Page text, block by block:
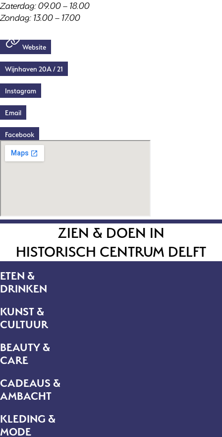
Zaterdag: 09.00 – 18.00
Zondag: 13.00 – 17.00
Website
Wijnhaven 20A / 21
Instagram
Email
Facebook
ZIEN & DOEN IN
HISTORISCH CENTRUM DELFT
ETEN &
DRINKEN
KUNST &
CULTUUR
BEAUTY &
CARE
CADEAUS &
AMBACHT
KLEDING &
MODE